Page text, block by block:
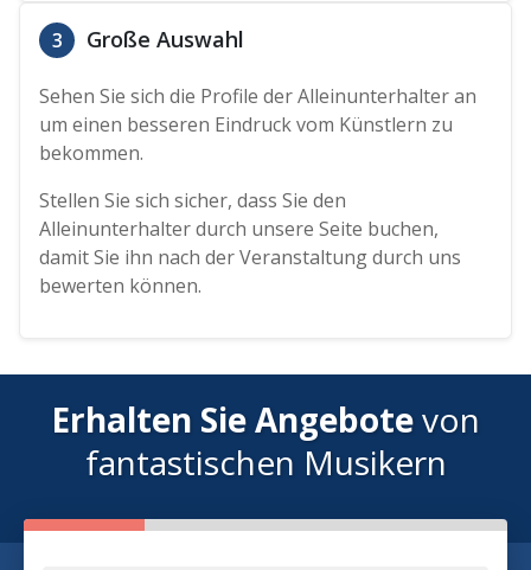
3 Große Auswahl
Sehen Sie sich die Profile der Alleinunterhalter an
um einen besseren Eindruck vom Künstlern zu
bekommen.
Stellen Sie sich sicher, dass Sie den
Alleinunterhalter durch unsere Seite buchen,
damit Sie ihn nach der Veranstaltung durch uns
bewerten können.
Erhalten Sie Angebotevon
fantastischen Musikern